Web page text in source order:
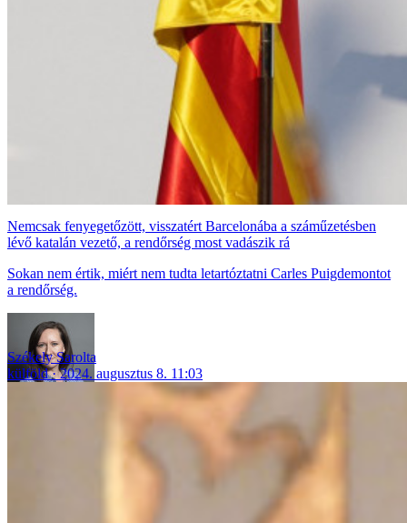
Nemcsak fenyegetőzött, visszatért Barcelonába a száműzetésben
lévő katalán vezető, a rendőrség most vadászik rá
Sokan nem értik, miért nem tudta letartóztatni Carles Puigdemontot
a rendőrség.
Székely Sarolta
külföld
2024. augusztus 8. 11:03